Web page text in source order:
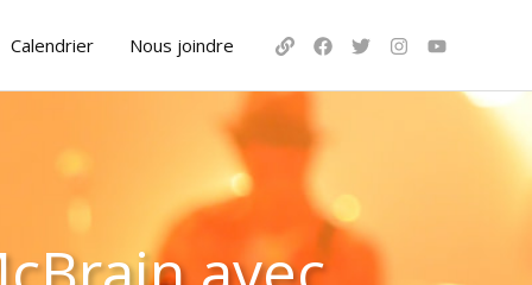
Calendrier Nous joindre